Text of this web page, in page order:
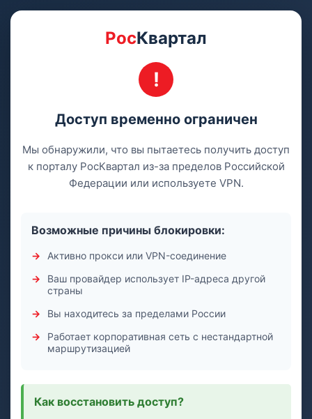
РосКвартал
Доступ временно ограничен
Мы обнаружили, что вы пытаетесь получить доступ
к порталу РосКвартал из-за пределов Российской
Федерации или используете VPN.
Возможные причины блокировки:
Активно прокси или VPN-соединение
Ваш провайдер использует IP-адреса другой
страны
Вы находитесь за пределами России
Работает корпоративная сеть с нестандартной
маршрутизацией
Как восстановить доступ?